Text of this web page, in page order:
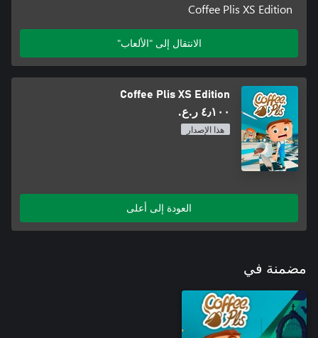
Coffee Plis XS Edition
الانتقال إلى "الألعاب"
Coffee Plis XS Edition
٤٫١٠٠ ر.ع.‏
هذا الإصدار
العودة إلى أعلى
مضمنة في